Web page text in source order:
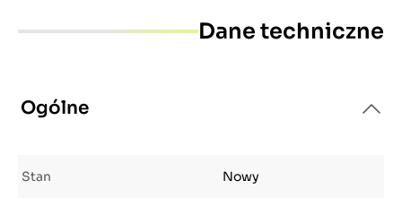
Dane techniczne
Ogólne
Stan Nowy